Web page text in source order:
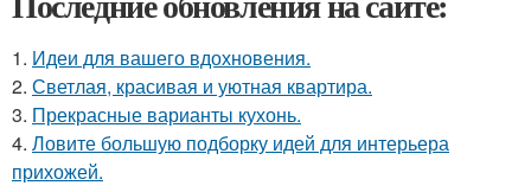
1. Идеи для вашего вдохновения.
2. Светлая, красивая и уютная квартира.
3. Прекрасные варианты кухонь.
4. Ловите большую подборку идей для интерьера
прихожей.